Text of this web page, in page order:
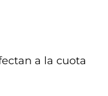
a la cuota